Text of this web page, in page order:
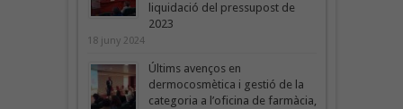
liquidació del pressupost de
2023
18 juny 2024
Últims avenços en
dermocosmètica i gestió de la
categoria a l’oficina de farmàcia,